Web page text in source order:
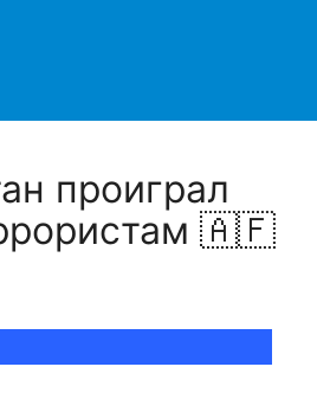
проиграл
🇦🇫